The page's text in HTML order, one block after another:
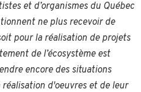
et d’organismes du Québec
ne plus recevoir de
pour la réalisation de projets
de l’écosystème est
encore des situations
d'oeuvres et de leur